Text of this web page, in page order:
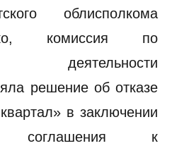
облисполкома
комиссия по
деятельности
решение об отказе
в заключении
соглашения к